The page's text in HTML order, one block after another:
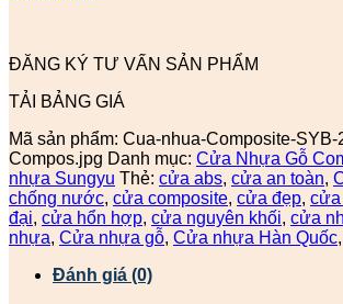
ĐĂNG KÝ TƯ VẤN SẢN PHẨM
TẢI BẢNG GIÁ
Mã sản phẩm: Cua-nhua-Composite-SYB-
Compos.jpg Danh mục: Cửa Nhựa Gỗ
nhựa Sungyu Thẻ: cửa abs, cửa an toàn,
chống nước, cửa composite, cửa đẹp, cửa
đại, cửa hổn hợp, cửa nguyên khối, cửa
nhựa, Cửa nhựa gỗ, Cửa nhựa Hàn Quốc,
Đánh giá (0)